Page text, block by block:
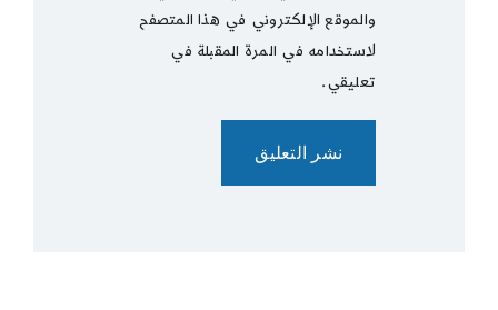
والموقع الإلكتروني في هذا المتصفح
لاستخدامه في المرة المقبلة في
تعليقي.